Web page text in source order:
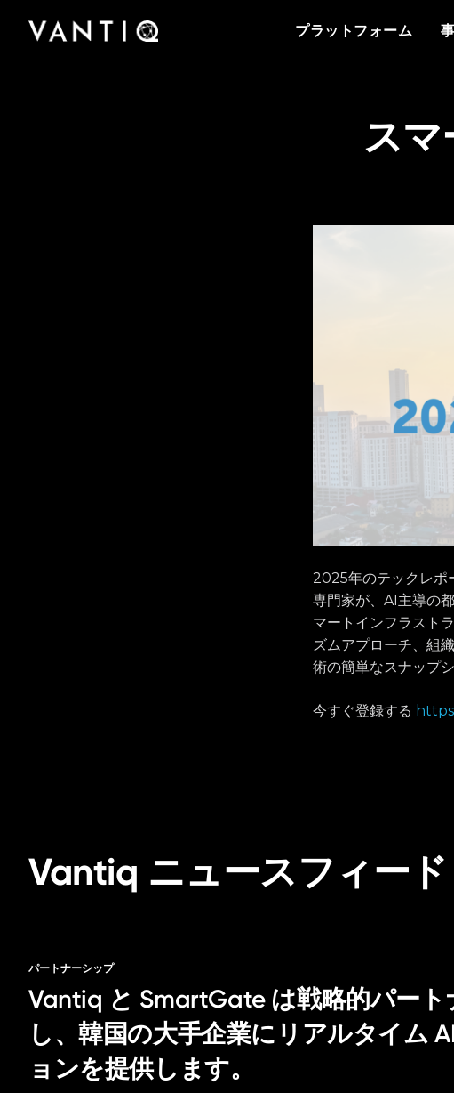
プラットフォーム
Vantiqは、リアルタイムのインテリジェントシ
プラ
事業内容
パートナー もっと
Vantiqを支えるチームをご紹介いたします。私
Vantiq
採用情
Vantiqのポッドキャストをはじめとする導入事
例、プレスリリースまで、お役立ち資料をご覧
デー
ニュー
スマ
2025年のテックレポ
専門家が、AI主導の
マートインフラスト
ズムアプローチ、組
術の簡単なスナップ
今すぐ登録する
Vantiq ニュースフィード
パートナーシップ
Vantiq と SmartGate は戦略的パー
し、韓国の大手企業にリアルタイム
ョンを提供します。